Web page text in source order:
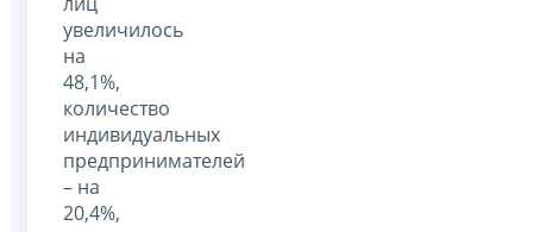
увеличилось
на
48,1%,
количество
индивидуальных
предпринимателей
– на
20,4%,